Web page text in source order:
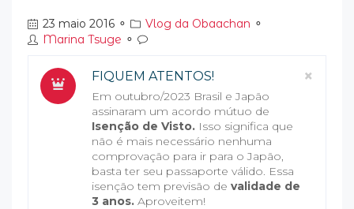
23 maio 2016 ⚬ Vlog da Obaachan ⚬
Marina Tsuge ⚬
×
FIQUEM ATENTOS!
Em outubro/2023 Brasil e Japão
assinaram um acordo mútuo de
Isenção de Visto. Isso significa que
não é mais necessário nenhuma
comprovação para ir para o Japão,
basta ter seu passaporte válido. Essa
isenção tem previsão de validade de
3 anos. Aproveitem!